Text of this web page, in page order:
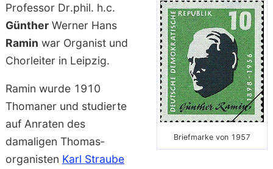
Briefmarke von 1957
Professor Dr.phil. h.c.
GüntherWerner Hans
Ramin war Organist und
Chor­leiter in Leipzig.
Ramin wurde 1910
Thomaner und studierte
auf Anraten des
damaligen Thomas­
organisten Karl Straube